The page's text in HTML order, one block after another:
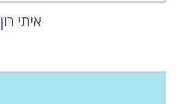
איתי רון